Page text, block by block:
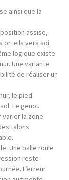
ainsi que la
position assise,
orteils vers soi.
logique existe
Une variante
de réaliser un
le pied
Le genou
la zone
talons
e. Une balle roule
reste
L’erreur